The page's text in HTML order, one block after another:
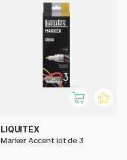
LIQUITEX
Marker Accent lot de 3